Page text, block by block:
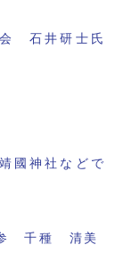
会 石井研士氏
國神社などで
千種 清美